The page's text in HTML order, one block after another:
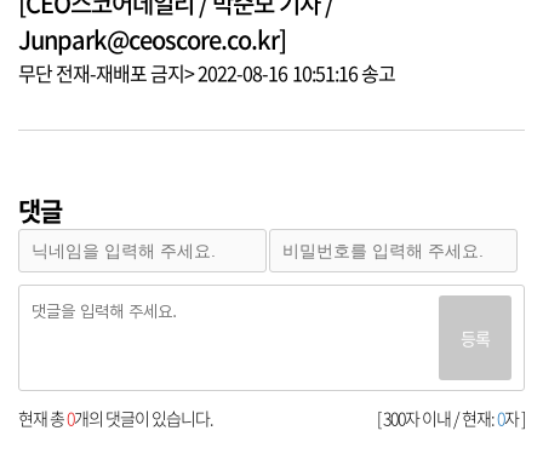
Junpark@ceoscore.co.kr]
무단 전재-재배포 금지> 2022-08-16 10:51:16 송고
댓글
등록
[ 300자 이내 / 현재:0자 ]
현재 총0개의 댓글이 있습니다.